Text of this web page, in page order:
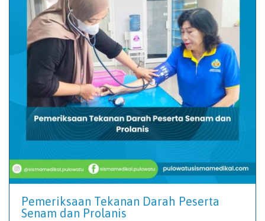
Pemeriksaan Tekanan Darah Peserta
Senam dan Prolanis